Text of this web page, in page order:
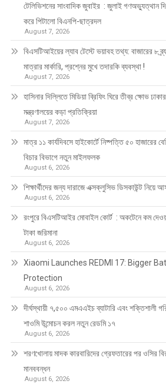
টেলিভিশনের সাংবাদিক জুবাইর : জুলাই গণঅভ্যুত্থান
করে পিটালো বিএনপি-ছাত্রদল
August 7, 2026
বিএসটিআইয়ের ল্যাব টেস্টে ভয়াবহ তথ্য: বাজারের ৮
মাত্রার মার্কারি, প্রশ্নের মুখে তদারকি ব্যবস্থা !
August 7, 2026
হাসিনার দিল্লিতে মিডিয়া ব্রিফিং ঘিরে তীব্র ক্ষোভ
মন্ত্রণালয়ের কড়া প্রতিক্রিয়া
August 7, 2026
মাত্র ১১ কার্যদিবসে হাইকোর্টে নিষ্পত্তি ৫০ হাজারের
বিচার বিভাগে নতুন মাইলফলক
August 6, 2026
শিক্ষার্থীদের জন্য দারাজে এক্সক্লুসিভ ডিসকাউন্ট নিয়ে
August 6, 2026
রংপুরে বিএসটিআইর মোবাইল কোর্ট : অকটেনে কম
টাকা জরিমানা
August 6, 2026
Xiaomi Launches REDMI 17: Bigger
Protection
August 6, 2026
দীর্ঘস্থায়ী ৭,৫০০ এমএএইচ ব্যাটারি এবং শক্তিশালী
শাওমি উন্মোচন করল নতুন রেডমি ১৭
August 6, 2026
শরণখোলায় মাদক কারবারিদের গ্রেফতারের পর ওসির
মানববন্ধন
August 6, 2026